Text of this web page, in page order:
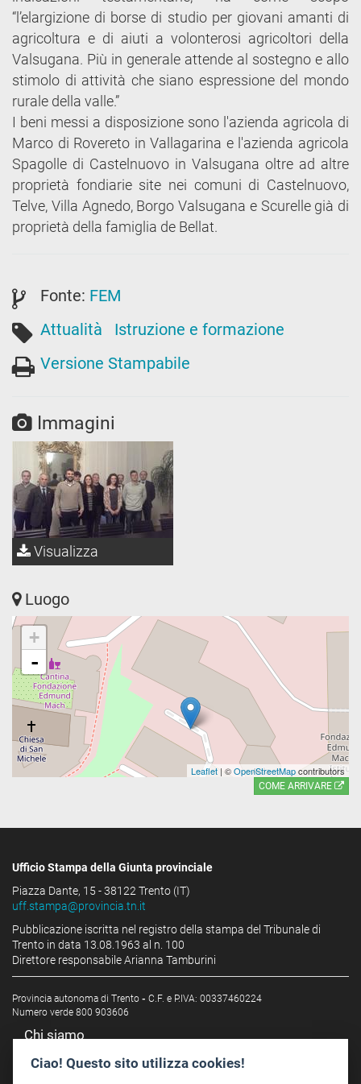
“l’elargizione di borse di studio per giovani amanti di
agricoltura e di aiuti a volonterosi agricoltori della
Valsugana. Più in generale attende al sostegno e allo
stimolo di attività che siano espressione del mondo
rurale della valle.”
I beni messi a disposizione sono l'azienda agricola di
Marco di Rovereto in Vallagarina e l'azienda agricola
Spagolle di Castelnuovo in Valsugana oltre ad altre
proprietà fondiarie site nei comuni di Castelnuovo,
Telve, Villa Agnedo, Borgo Valsugana e Scurelle già di
proprietà della famiglia de Bellat.
Fonte: FEM
Attualità
Istruzione e formazione
Versione Stampabile
Immagini
Visualizza
Luogo
+
-
Leaflet | ©OpenStreetMapcontributors
COME ARRIVARE
Ufficio Stampa della Giunta provinciale
Piazza Dante, 15 - 38122 Trento (IT)
uff.stampa@provincia.tn.it
Pubblicazione iscritta nel registro della stampa del Tribunale di
Trento in data 13.08.1963 al n. 100
Direttore responsabile Arianna Tamburini
Provincia autonoma di Trento - C.F. e P.IVA: 00337460224
Numero verde 800 903606
Chi siamo
Redazione
Ciao! Questo sito utilizza cookies!